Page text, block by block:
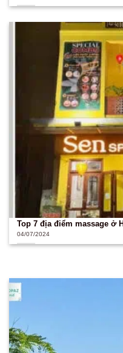
Top 7 địa điểm massage ở
04/07/2024